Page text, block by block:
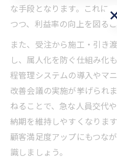
な手段となります。これに
つつ、利益率の向上を図る
また、受注から施工・引き
し、属人化を防ぐ仕組み化
程管理システムの導入やマ
改善会議の実施が挙げられ
ねることで、急な人員交代
納期を維持しやすくなりま
顧客満足度アップにもつな
識しましょう。
お問い合